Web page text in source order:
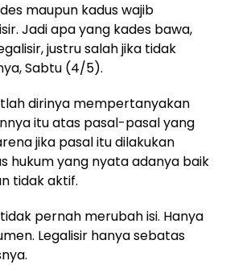
maupun kadus wajib
Jadi apa yang kades bawa,
justru salah jika tidak
Sabtu (4/5).
dirinya mempertanyakan
itu atas pasal-pasal yang
jika pasal itu dilakukan
hukum yang nyata adanya baik
tidak aktif.
pernah merubah isi. Hanya
Legalisir hanya sebatas